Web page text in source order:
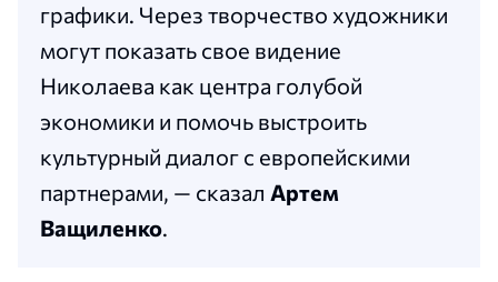
графики. Через творчество художники
могут показать свое видение
Николаева как центра голубой
экономики и помочь выстроить
культурный диалог с европейскими
партнерами, — сказал Артем
Ващиленко.